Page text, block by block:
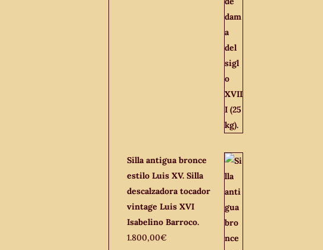
Silla antigua bronce
estilo Luis XV. Silla
descalzadora tocador
vintage Luis XVI
Isabelino Barroco.
1.800,00€